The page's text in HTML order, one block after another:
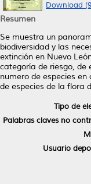
Download
Resumen
Se muestra un
biodiversidad y las
extinción en Nuevo
categoría de riesgo, de
numero de especies
de especies de la flora
Tipo de
Palabras claves no
Usuario